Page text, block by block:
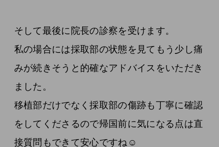
そして最後に院長の診察を受けます。
私の場合には採取部の状態を見てもう少し痛
みが続きそうと的確なアドバイスをいただき
ました。
移植部だけでなく採取部の傷跡も丁寧に確認
をしてくださるので帰国前に気になる点は直
接質問もできて安心ですね☺️